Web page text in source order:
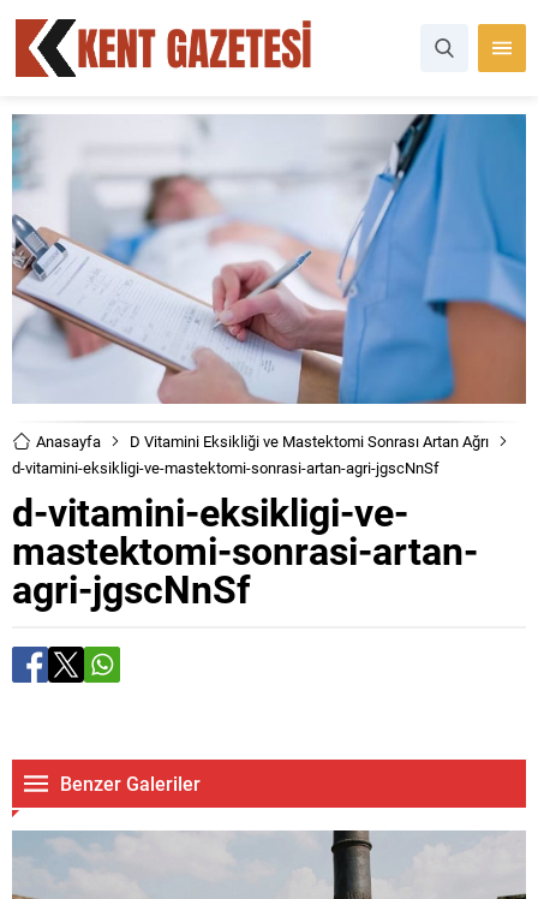
Anasayfa
D Vitamini Eksikliği ve Mastektomi Sonrası Artan Ağrı
d-vitamini-eksikligi-ve-mastektomi-sonrasi-artan-agri-jgscNnSf
d-vitamini-eksikligi-ve-
mastektomi-sonrasi-artan-
agri-jgscNnSf
Benzer Galeriler